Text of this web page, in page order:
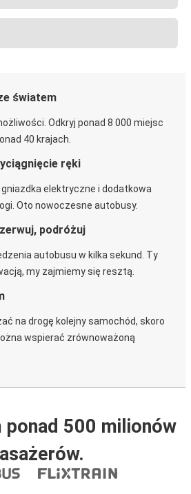
światem
Odkryj ponad 8 000 miejsc
40 krajach.
ręki
gniazdka elektryczne i dodatkowa
Oto nowoczesne autobusy.
podróżuj
autobusu w kilka sekund. Ty
my zajmiemy się resztą.
na drogę kolejny samochód, skoro
wspierać zrównoważoną
ponad 500 milionów